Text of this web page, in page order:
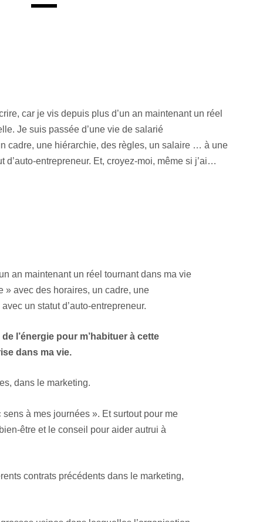
car je vis depuis plus d’un an maintenant un réel
Je suis passée d’une vie de salarié
cadre, une hiérarchie, des règles, un salaire … à une
entrepreneur. Et, croyez-moi, même si j’ai…
an maintenant un réel tournant dans ma vie
» avec des horaires, un cadre, une
un statut d’auto-entrepreneur.
l’énergie pour m’habituer à cette
dans ma vie.
dans le marketing.
à mes journées ». Et surtout pour me
être et le conseil pour aider autrui à
contrats précédents dans le marketing,